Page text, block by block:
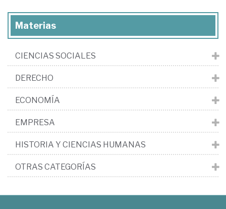
Materias
CIENCIAS SOCIALES
DERECHO
ECONOMÍA
EMPRESA
HISTORIA Y CIENCIAS HUMANAS
OTRAS CATEGORÍAS